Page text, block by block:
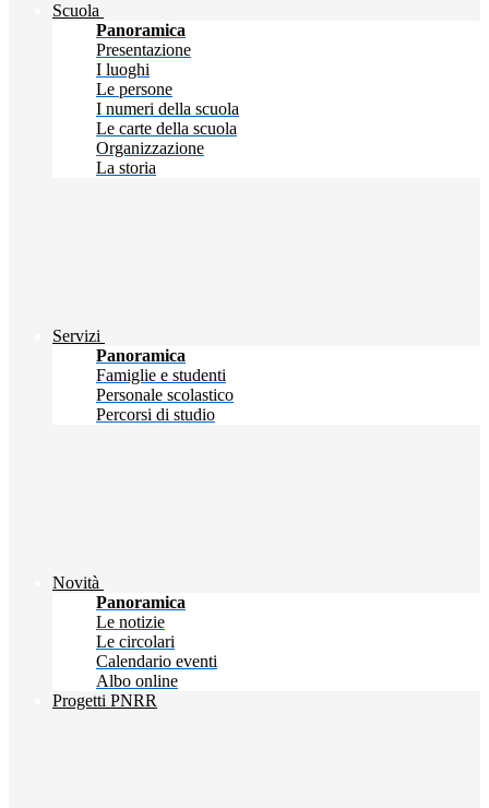
Scuola
Panoramica
Presentazione
I luoghi
Le persone
I numeri della scuola
Le carte della scuola
Organizzazione
La storia
Servizi
Panoramica
Famiglie e studenti
Personale scolastico
Percorsi di studio
Novità
Panoramica
Le notizie
Le circolari
Calendario eventi
Albo online
Progetti PNRR